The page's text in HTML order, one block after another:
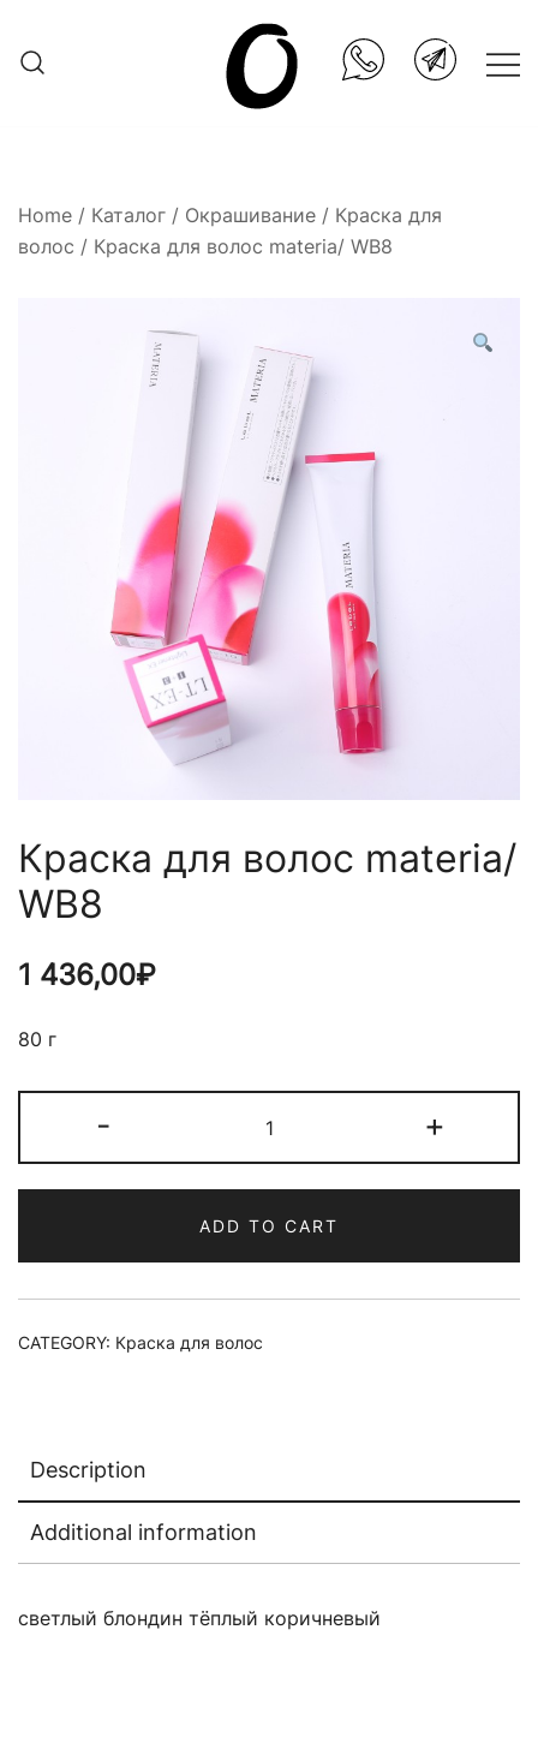
content
Home / Каталог / Окрашивание / Краска для
волос / Краска для волос materia/ WB8
Краска для волос materia/
WB8
1 436,00₽
80 г
-
для
волос
WB8
quantity
+
ADD TO CART
CATEGORY: Краска для волос
Description
Additional information
светлый блондин тёплый коричневый